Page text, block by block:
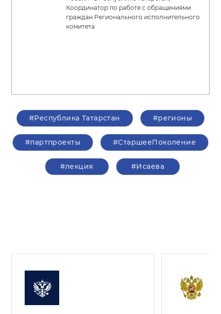
Координатор по работе с обращениями
граждан Регионального исполнительного
комитета
#Республика Татарстан #регионы
#партпроекты #СтаршееПоколение
#лекция #Исаева